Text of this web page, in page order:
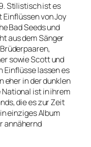
Stilistisch ist es
von Joy
Bad Seeds und
aus dem Sänger
sowie Scott und
Einflüsse lassen es
eher in der dunklen
ist in ihrem
die es zur Zeit
einziges Album
annähernd